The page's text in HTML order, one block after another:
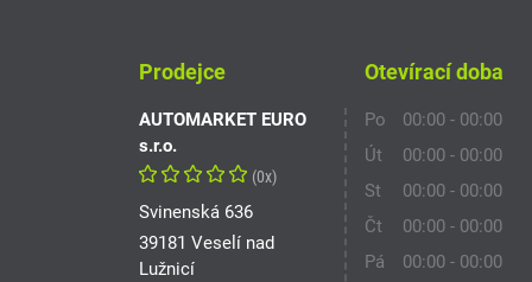
Prodejce
AUTOMARKET EURO
s.r.o.
(0x)
Svinenská 636
39181 Veselí nad
Lužnicí
Otevírací doba
Po
00:00 - 00:00
Út
00:00 - 00:00
St
00:00 - 00:00
Čt
00:00 - 00:00
Pá
00:00 - 00:00